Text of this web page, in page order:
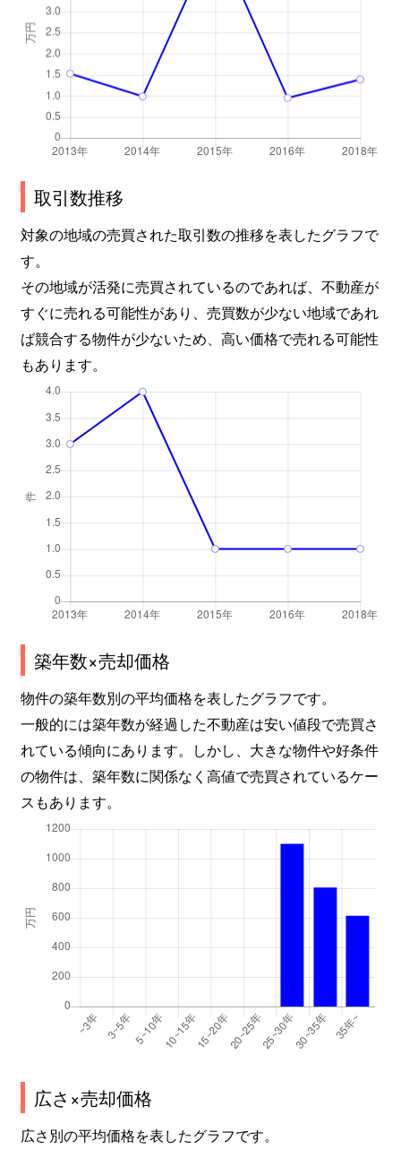
取引数推移
対象の地域の売買された取引数の推移を表したグラフで
す。
その地域が活発に売買されているのであれば、不動産が
すぐに売れる可能性があり、売買数が少ない地域であれ
ば競合する物件が少ないため、高い価格で売れる可能性
もあります。
築年数×売却価格
物件の築年数別の平均価格を表したグラフです。
一般的には築年数が経過した不動産は安い値段で売買さ
れている傾向にあります。しかし、大きな物件や好条件
の物件は、築年数に関係なく高値で売買されているケー
スもあります。
広さ×売却価格
広さ別の平均価格を表したグラフです。